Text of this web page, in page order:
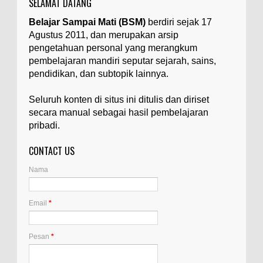
Apa yang Disebut Badan Golgi?
Ilustrasi/utakatikotak.com Badan Golgi (disebut
pula aparatus Golgi, kompleks Golgi, atau
diktiosom) adalah organel yang dikaitkan
denga...
Apakah UFO Benar-benar Ada?
Ilustrasi/istimewa Sebagian orang percaya UFO
UFO benar-benar tidak ada. Manakah yang
benar...
juga dikenal sebagai "jagung permata kaca",
adalah varietas unik dari tanaman jagung...
Apa Itu Artemia, dan Dimana Mereka
Hidup?
SELAMAT DATANG
Belajar Sampai Mati (BSM) berdiri sejak 17
Agustus 2011, dan merupakan arsip
pengetahuan personal yang merangkum
pembelajaran mandiri seputar sejarah, sains,
pendidikan, dan subtopik lainnya.
Seluruh konten di situs ini ditulis dan diriset
secara manual sebagai hasil pembelajaran
pribadi.
CONTACT US
Nama
Email *
Pesan *